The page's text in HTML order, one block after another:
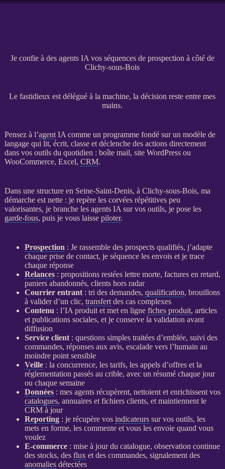
Je confie à des agents IA vos séquences de prospection à côté de
Clichy-sous-Bois
Le fastidieux est délégué à la machine, la décision reste entre mes
mains.
Pensez à l’agent IA comme un programme fondé sur un modèle de
langage qui lit, écrit, classe et déclenche des actions directement
dans vos outils du quotidien : boîte mail, site WordPressou
WooCommerce, Excel, CRM.
Dans une structure en Seine-Saint-Denis, à Clichy-sous-Bois, ma
démarche est nette : je repère les corvées répétitives peu
valorisantes, je branche les agents IA sur vos outils, je pose les
garde-fous, puis je vous laisse piloter.
Prospection : Je rassemble des prospectsqualifiés, j’adapte
chaque prise de contact, je séquence les envois et je trace
chaque réponse
Relances: propositions restées lettre morte, factures en retard,
paniers abandonnés, clients hors radar
Courrier entrant: tri des demandes, qualification, brouillons
à valider d’un clic, transfertdes cas complexes
Contenu : l’IA produit et met en ligne fiches produit, articles
et publications sociales, et je conserve la validation avant
diffusion
Service client: questions simples traitées d’emblée, suivi des
commandes, réponses aux avis, escalade vers l’humain au
moindre point sensible
Veille: la concurrence, les tarifs, les appels d’offres et la
réglementation passés au crible, avec un résumé chaque jour
ou chaque semaine
Données: mes agentsrécupèrent, nettoient et enrichissent vos
catalogues, annuaires et fichiers clients, et maintiennent le
CRMà jour
Reporting: je récupère vos indicateurssur vos outils, les
mets en forme, les commente et vous les envoie quand vous
voulez
E-commerce: mise à jour du catalogue, observation continue
des stocks, des fluxet des commandes, signalement des
anomaliesdétectées